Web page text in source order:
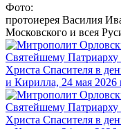
Фото:
протоиерея Василия
Московского и всея